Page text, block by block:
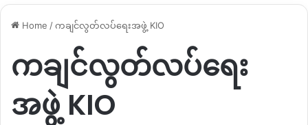
Home /ကချင်လွတ်လပ်ရေးအဖွဲ့ KIO
ကချင်လွတ်လပ်ရေး
အဖွဲ့ KIO